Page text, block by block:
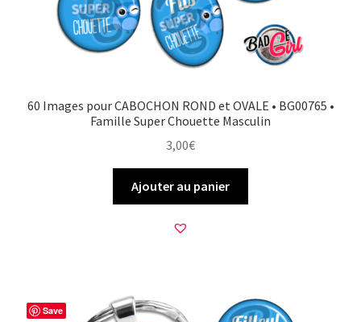
60 Images pour CABOCHON ROND et OVALE • BG00765 •
Famille Super Chouette Masculin
3,00€
Ajouter au panier
Save